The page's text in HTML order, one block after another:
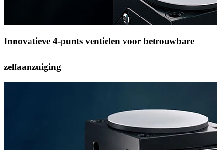
Innovatieve 4-punts ventielen voor betrouwbare
zelfaanzuiging